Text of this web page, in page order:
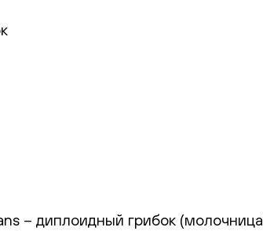
– диплоидный грибок